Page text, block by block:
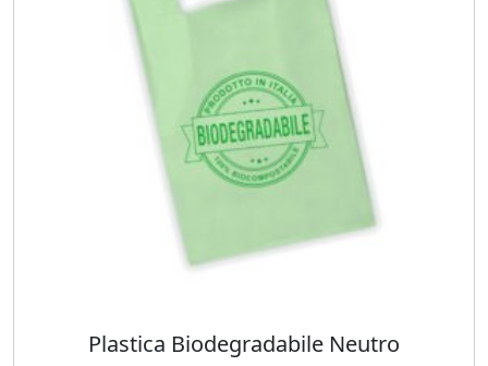
Plastica Biodegradabile Neutro